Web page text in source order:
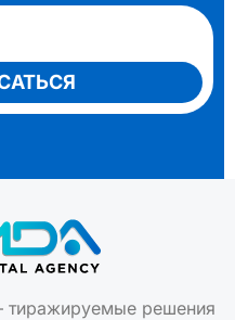
тиражируемые решения